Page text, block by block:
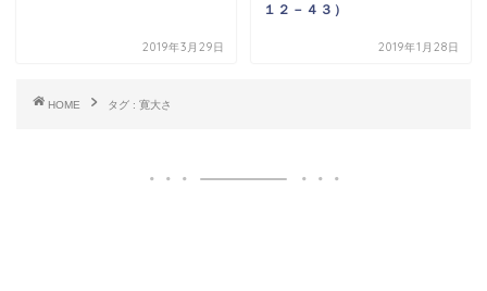
2019年3月29日
１２－４３）
2019年1月28日
HOME タグ : 寛大さ